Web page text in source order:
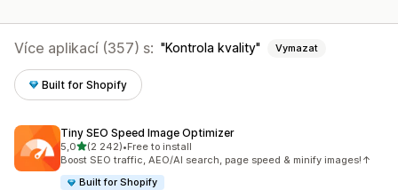
Více aplikací (357) s: Kontrola kvality Vymazat
Built for Shopify
Tiny SEO Speed Image Optimizer
5,0z 5 hvězd
(2 242)
Celkový počet recenzí: 2242
•Free to install
Boost SEO traffic, AEO/AI search, page speed & minify images!↑
Built for Shopify